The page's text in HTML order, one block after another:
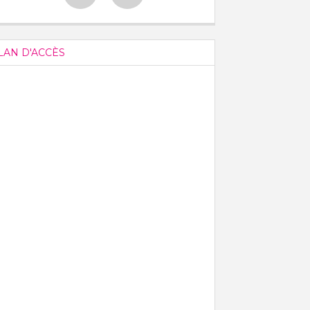
D'ACCÈS